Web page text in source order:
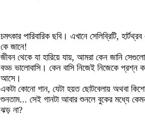
চমৎকার পারিবারিক ছবি। এখানে সেলিব্রিটি,
কে জানে!
জীবন থেকে যা হারিয়ে যায়, আমরা কেন জানি
বড্ড ভালোবাসি। কেন বাসি নিজেই নিজেকে
আসে।
একটা কোনো গান, যেটা হয়ত ছোটবেলায় অথবা
শুনতাম... সেই গানটা আবার শুনলে বুকের মধ্যে
ঝড় না?